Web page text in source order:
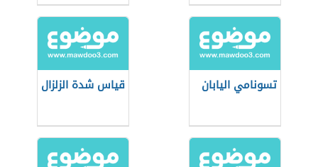
تسونامي اليابان قياس شدة الزلزال